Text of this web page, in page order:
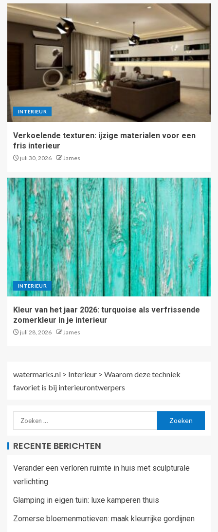
INTERIEUR
Verkoelende texturen: ijzige materialen voor een
fris interieur
juli 30, 2026 James
INTERIEUR
Kleur van het jaar 2026: turquoise als verfrissende
zomerkleur in je interieur
juli 28, 2026 James
watermarks.nl > Interieur > Waarom deze techniek
favoriet is bij interieurontwerpers
RECENTE BERICHTEN
Verander een verloren ruimte in huis met sculpturale
verlichting
Glamping in eigen tuin: luxe kamperen thuis
Zomerse bloemenmotieven: maak kleurrijke gordijnen